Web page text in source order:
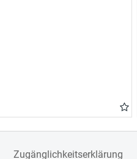
Zugänglichkeitserklärung